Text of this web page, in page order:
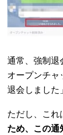
通常、強制
オープンチ
退会しました
ただし、これ
ため、この通